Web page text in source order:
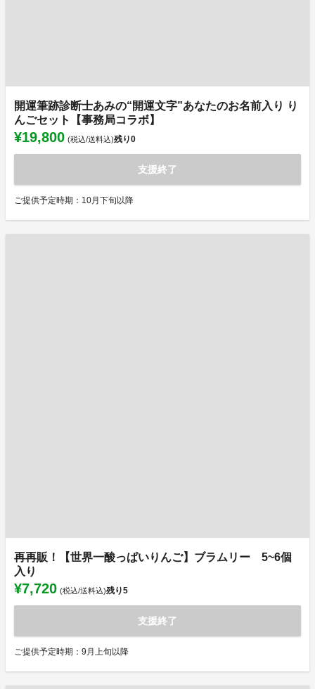
開運筆跡診断士あみの“開運文字”あなたのお名前入り り
んごセット【事務局コラボ】
¥19,800 (税込/送料込)残り0
支援終了
ご提供予定時期：10月下旬以降
再再販！【世界一酸っぱいりんご】ブラムリー 5~6個
入り
¥7,720 (税込/送料込)残り5
支援終了
ご提供予定時期：9月上旬以降